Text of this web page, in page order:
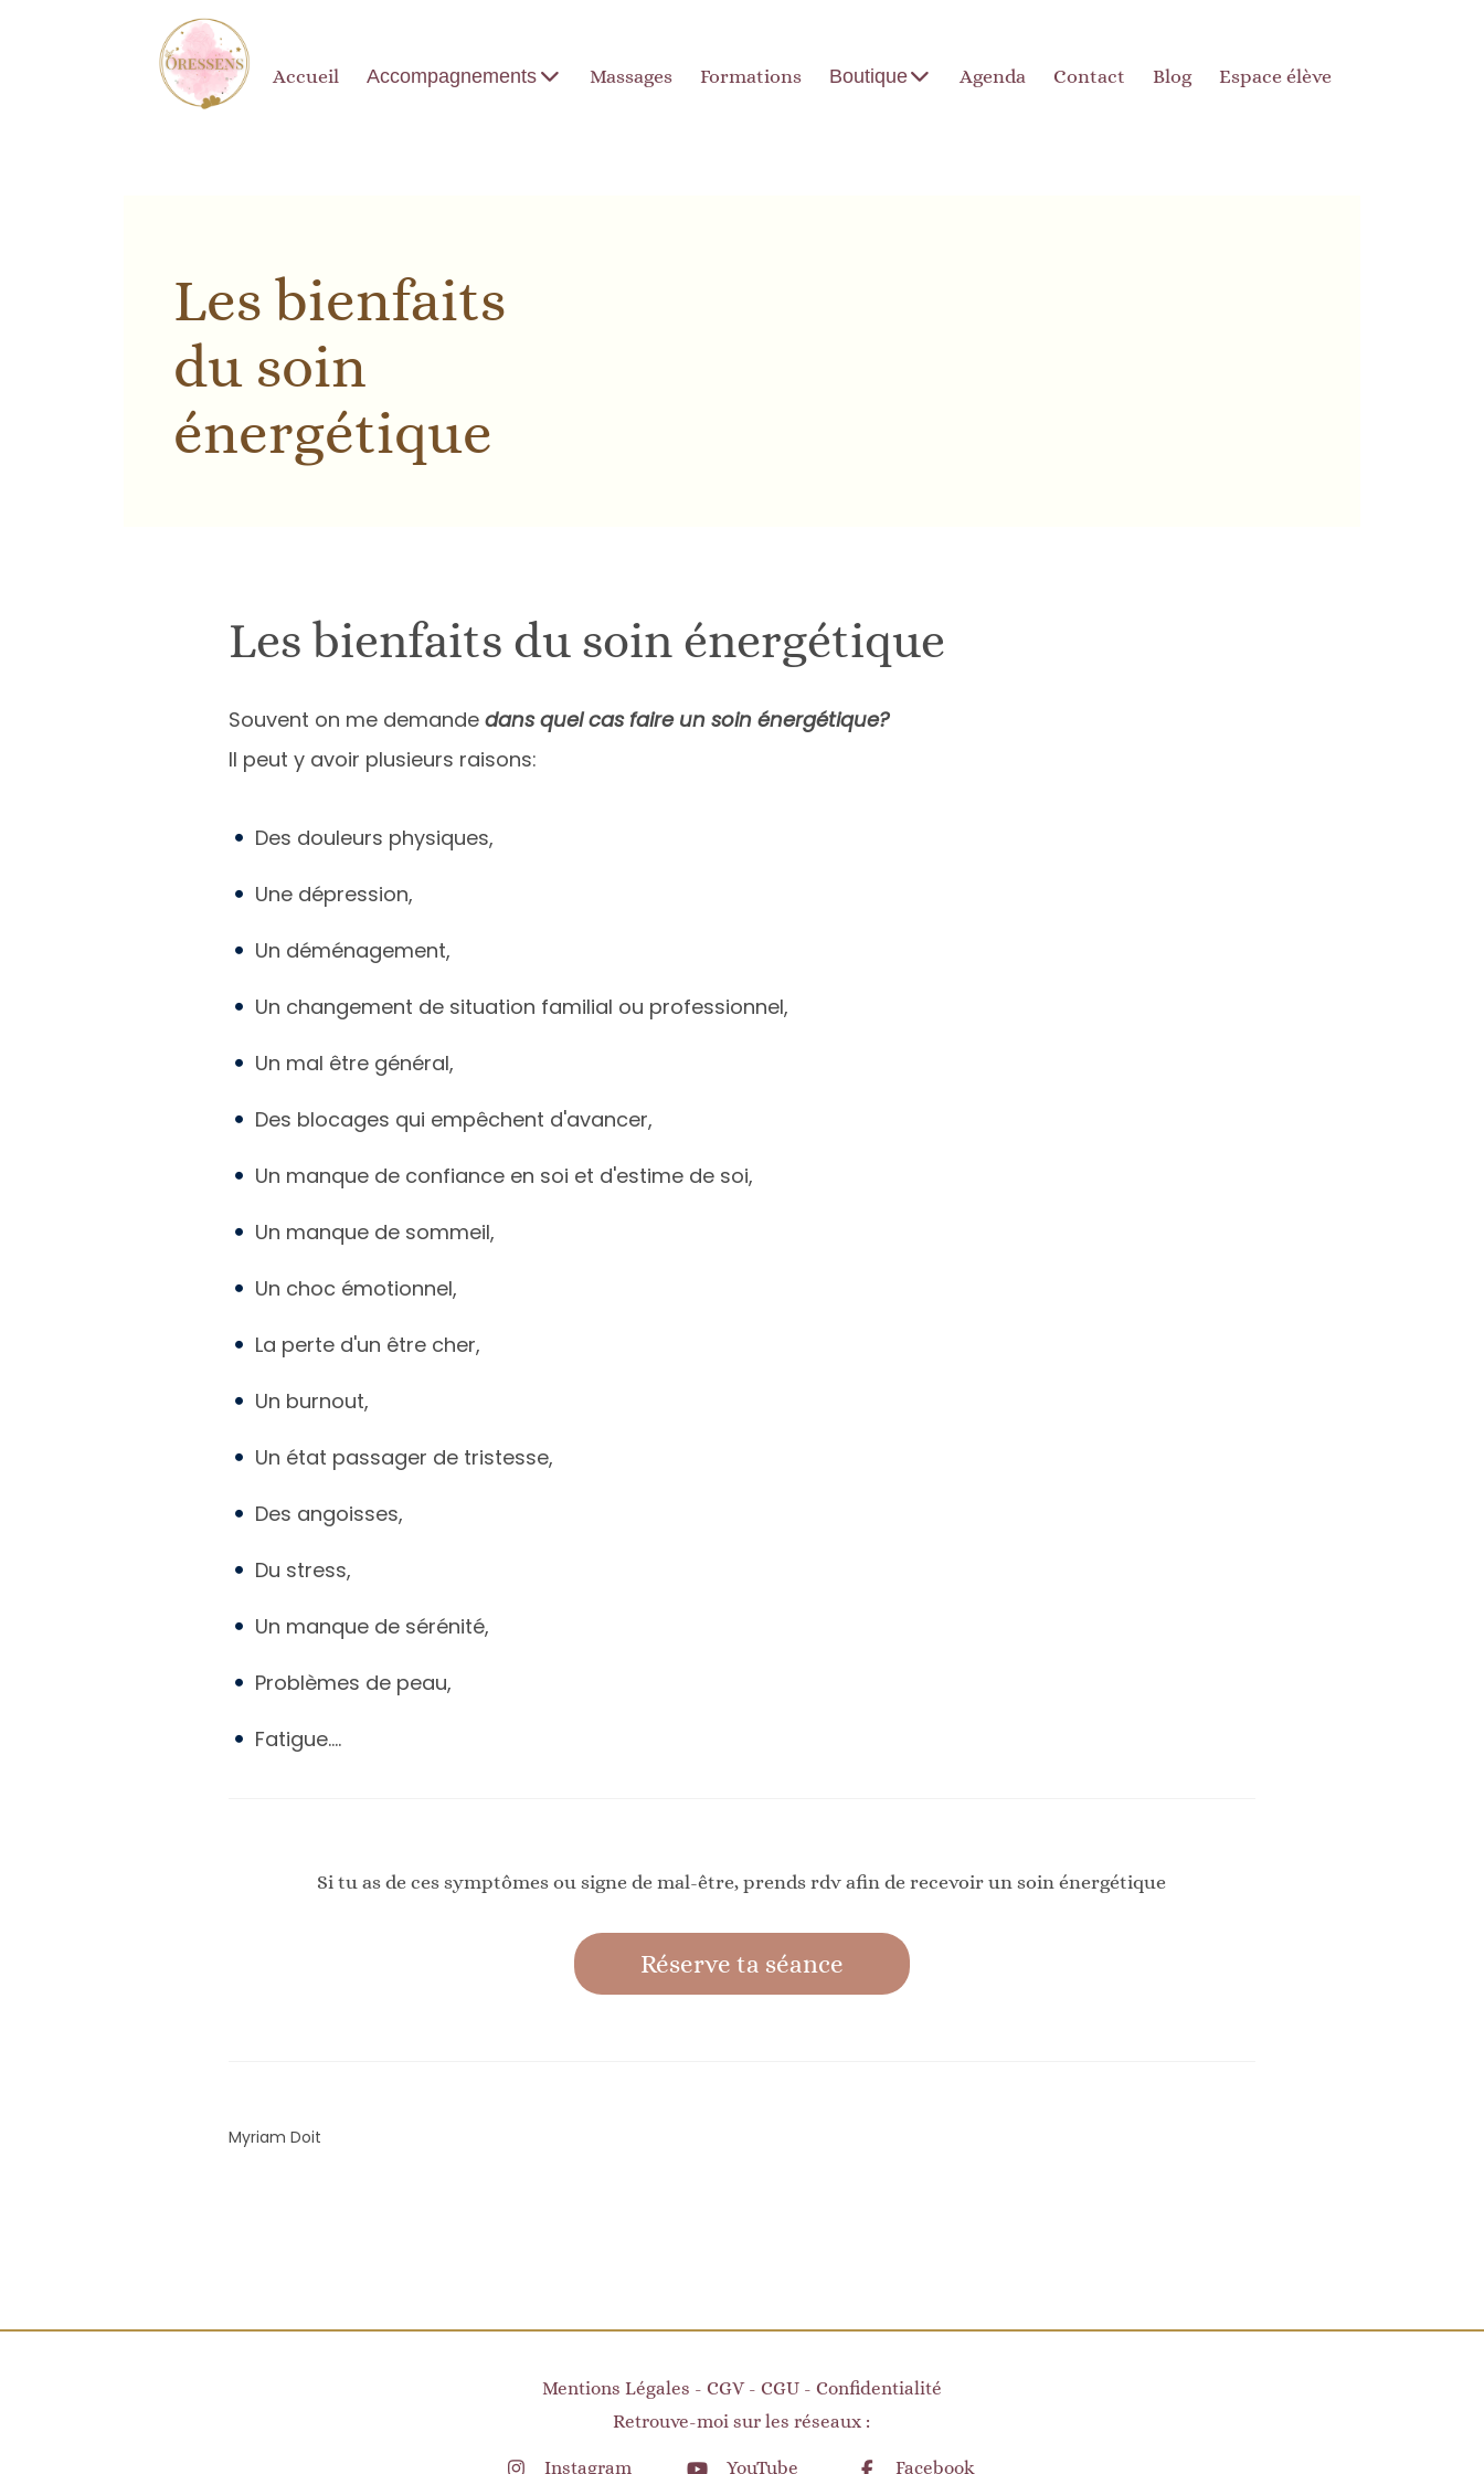
Accueil Accompagnements Massages Formations Boutique Agenda Contact Blog Espace élève
Les bienfaits
du soin
énergétique
Les bienfaits du soin énergétique
Souvent on me demande dans quel cas faire un soin énergétique?
Il peut y avoir plusieurs raisons:
Des douleurs physiques,
Une dépression,
Un déménagement,
Un changement de situation familial ou professionnel,
Un mal être général,
Des blocages qui empêchent d'avancer,
Un manque de confiance en soi et d'estime de soi,
Un manque de sommeil,
Un choc émotionnel,
La perte d'un être cher,
Un burnout,
Un état passager de tristesse,
Des angoisses,
Du stress,
Un manque de sérénité,
Problèmes de peau,
Fatigue….
Si tu as de ces symptômes ou signe de mal-être, prends rdv afin de recevoir un soin énergétique
Réserve ta séance
Myriam Doit
Mentions Légales - CGV - CGU- Confidentialité
Retrouve-moi sur les réseaux :
Instagram YouTube Facebook